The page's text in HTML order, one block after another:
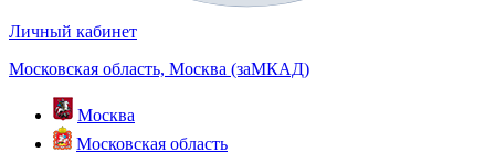
Личный кабинет
Московская область, Москва (заМКАД)
Москва
Московская область